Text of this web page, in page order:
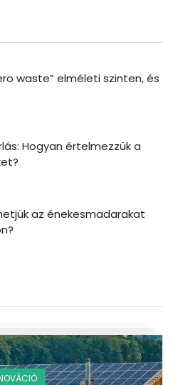
waste” elméleti szinten, és
Hogyan értelmezzük a
az énekesmadarakat